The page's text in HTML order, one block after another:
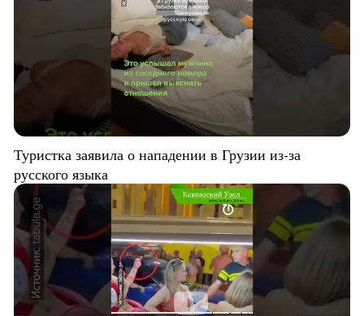
Туристка заявила о нападении в Грузии из-за
русского языка